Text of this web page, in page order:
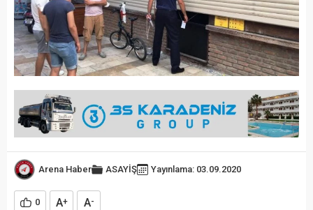
Arena Haber ASAYİŞ Yayınlama: 03.09.2020
0 A+ A-